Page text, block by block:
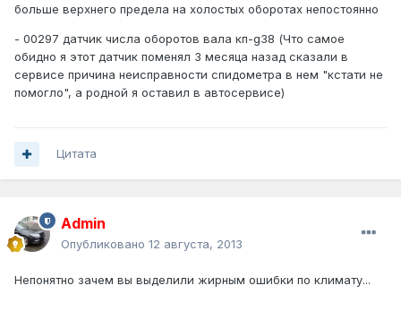
больше верхнего предела на холостых оборотах непостоянно
- 00297 датчик числа оборотов вала кп-g38 (Что самое
обидно я этот датчик поменял 3 месяца назад сказали в
сервисе причина неисправности спидометра в нем "кстати не
помогло", а родной я оставил в автосервисе)
Цитата
Admin
Опубликовано 12 августа, 2013
Непонятно зачем вы выделили жирным ошибки по климату...